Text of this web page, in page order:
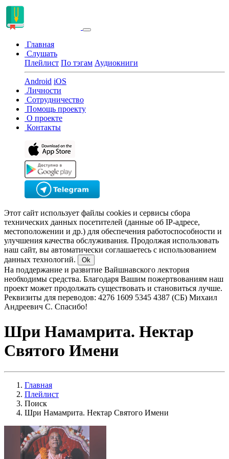
Главная
Слушать
Плейлист По тэгам Аудиокниги
Android iOS
Личности
Сотрудничество
Помощь проекту
О проекте
Контакты
Этот сайт использует файлы cookies и сервисы сбора
технических данных посетителей (данные об IP-адресе,
местоположении и др.) для обеспечения работоспособности и
улучшения качества обслуживания. Продолжая использовать
наш сайт, вы автоматически соглашаетесь с использованием
данных технологий.
Ok
На поддержание и развитие Вайшнавского лектория
необходимы средства. Благодаря Вашим пожертвованиям наш
проект может продолжать существовать и становиться лучше.
Реквизиты для переводов: 4276 1609 5345 4387 (СБ) Михаил
Андреевич С. Спасибо!
Шри Намамрита. Нектар
Святого Имени
Главная
Плейлист
Поиск
Шри Намамрита. Нектар Святого Имени